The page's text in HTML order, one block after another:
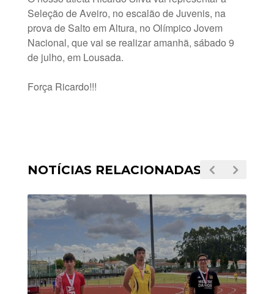
Seleção de Aveiro, no escalão de Juvenis, na
prova de Salto em Altura, no Olímpico Jovem
Nacional, que vai se realizar amanhã, sábado 9
de julho, em Lousada.
Força Ricardo!!!
NOTÍCIAS RELACIONADAS